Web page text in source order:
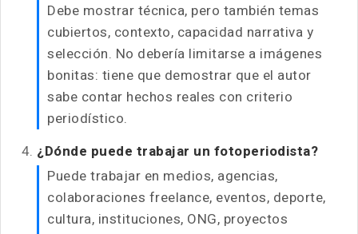
Debe mostrar técnica, pero también temas
cubiertos, contexto, capacidad narrativa y
selección. No debería limitarse a imágenes
bonitas: tiene que demostrar que el autor
sabe contar hechos reales con criterio
periodístico.
¿Dónde puede trabajar un fotoperiodista?
Puede trabajar en medios, agencias,
colaboraciones freelance, eventos, deporte,
cultura, instituciones, ONG, proyectos